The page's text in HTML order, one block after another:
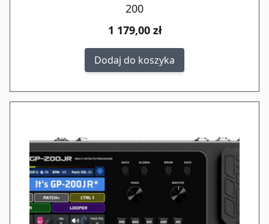
200
1 179,00 zł
Dodaj do koszyka